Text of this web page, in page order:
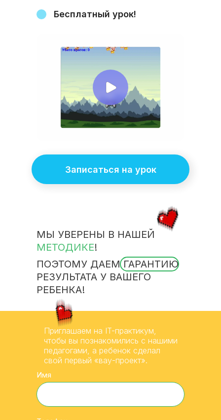
Бесплатный урок!
Записаться на урок
Приглашаем на IT-практикум,
чтобы вы познакомились с нашими
педагогами, а ребенок сделал
свой первый «вау-проект».
МЫ УВЕРЕНЫ В НАШЕЙ
МЕТОДИКЕ!
ПОЭТОМУ ДАЕМ ГАРАНТИЮ
РЕЗУЛЬТАТА У ВАШЕГО
РЕБЕНКА!
Имя